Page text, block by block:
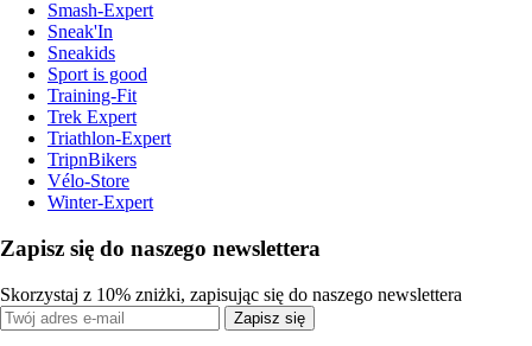
Smash-Expert
Sneak'In
Sneakids
Sport is good
Training-Fit
Trek Expert
Triathlon-Expert
TripnBikers
Vélo-Store
Winter-Expert
Zapisz się do naszego newslettera
Skorzystaj z 10% zniżki, zapisując się do naszego newslettera
Zapisz się